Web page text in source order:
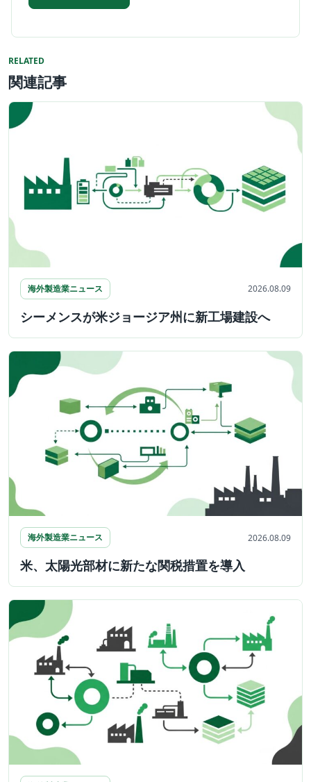
RELATED
関連記事
海外製造業ニュース 2026.08.09
シーメンスが米ジョージア州に新工場建設へ
海外製造業ニュース 2026.08.09
米、太陽光部材に新たな関税措置を導入